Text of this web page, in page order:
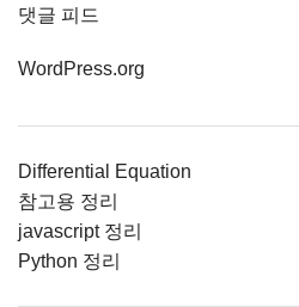
댓글 피드
WordPress.org
Differential Equation
참고용 정리
javascript 정리
Python 정리